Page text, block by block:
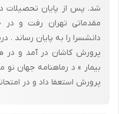
شد. پس از پایان تحصیلات
پرورش کاشان در آمد و
پرورش استعفا داد و در